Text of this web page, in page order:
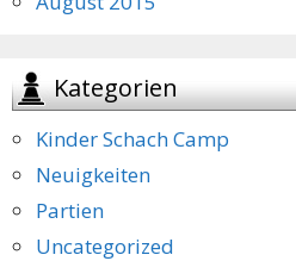
Kategorien
Kinder Schach Camp
Neuigkeiten
Partien
Uncategorized